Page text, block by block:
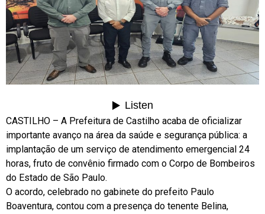
CASTILHO – A Prefeitura de Castilho acaba de oficializar
importante avanço na área da saúde e segurança pública: a
implantação de um serviço de atendimento emergencial 24
horas, fruto de convênio firmado com o Corpo de Bombeiros
do Estado de São Paulo.
O acordo, celebrado no gabinete do prefeito Paulo
Boaventura, contou com a presença do tenente Belina,